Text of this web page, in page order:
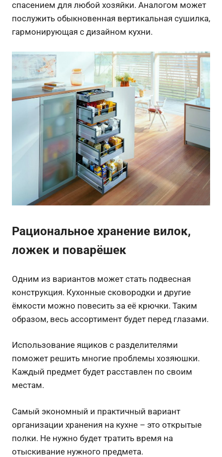
спасением для любой хозяйки. Аналогом может
послужить обыкновенная вертикальная сушилка,
гармонирующая с дизайном кухни.
Рациональное хранение вилок,
ложек и поварёшек
Одним из вариантов может стать подвесная
конструкция. Кухонные сковородки и другие
ёмкости можно повесить за её крючки. Таким
образом, весь ассортимент будет перед глазами.
Использование ящиков с разделителями
поможет решить многие проблемы хозяюшки.
Каждый предмет будет расставлен по своим
местам.
Самый экономный и практичный вариант
организации хранения на кухне – это открытые
полки. Не нужно будет тратить время на
отыскивание нужного предмета.